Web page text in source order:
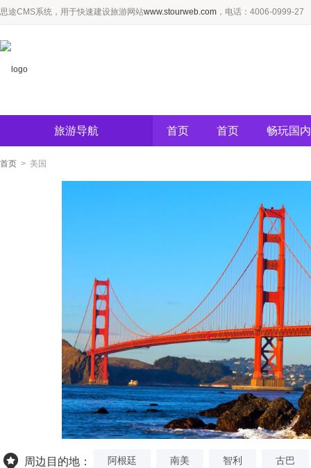
思途CMS系统，用于快速建设旅游网站www.stourweb.com ，电话：4006-0999-27
旅游导航 首页 首页 畅玩国内
首页 > 美国
周边目的地： 阿根廷 南美 智利 古巴